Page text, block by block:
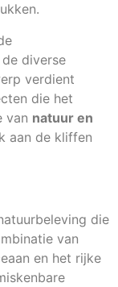
diverse
verdient
die het
van natuur en
aan de kliffen
die
van
en het rijke